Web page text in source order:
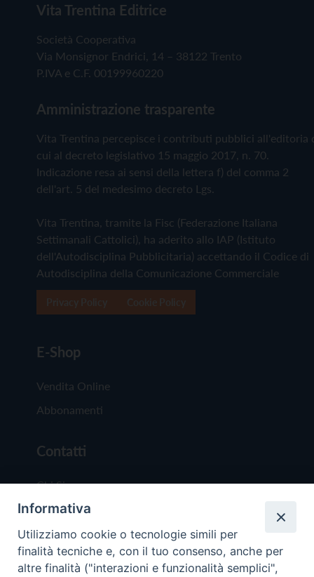
Vita Trentina Editrice
Società Cooperativa
Via Monsignor Endrici, 14 – 38122 Trento
P.IVA e C.F. 00199960220
Amministrazione trasparente
Vita Trentina percepisce i contributi pubblici all'editoria
cui al decreto legislativo 15 maggio 2017, n. 70.
Indicazione resa ai sensi della lettera f) del comma 2
dell'art. 5 del medesimo decreto Lgs.
Vita Trentina, tramite la Fisc (Federazione Italiana
Settimanali Cattolici), ha aderito allo IAP (Istituto
dell'Autodisciplina Pubblicitaria) accettando il Codice di
Autodisciplina della Comunicazione Commerciale
E-Shop
Vendita Online
Abbonamenti
Contatti
Chi Siamo
Redazione
Scrivici
Informativa
Utilizziamo cookie o tecnologie simili per
finalità tecniche e, con il tuo consenso, anche per
altre finalità ("interazioni e funzionalità semplici",